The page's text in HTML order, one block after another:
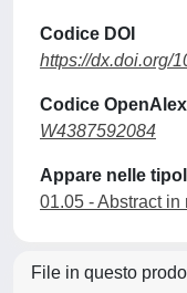
Codice DOI
https://dx.doi.org/
Codice OpenAlex
W4387592084
Appare nelle
01.05 - Abstract in
File in questo